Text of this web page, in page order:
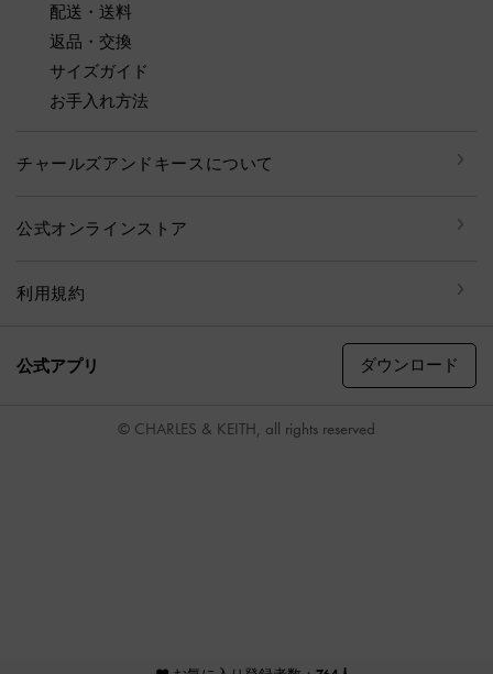
配送・送料
返品・交換
サイズガイド
お手入れ方法
チャールズアンドキースについて
公式オンラインストア
利用規約
公式アプリ ダウンロード
© CHARLES & KEITH, all rights reserved